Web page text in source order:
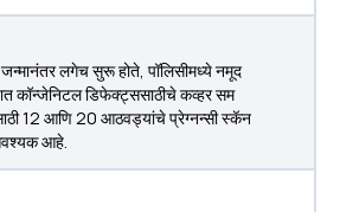
जन्मानंतर लगेच सुरू होते, पॉलिसीमध्ये नमूद
कॉन्जेनिटल डिफेक्ट्ससाठीचे कव्हर सम
12 आणि 20 आठवड्यांचे प्रेग्नन्सी स्कॅन
आहे.